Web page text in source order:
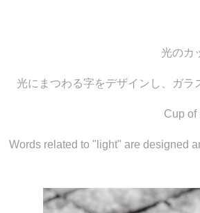
光のカ
光にまつわる字をデザインし、ガラ
Cup of
Words related to "light" are designed